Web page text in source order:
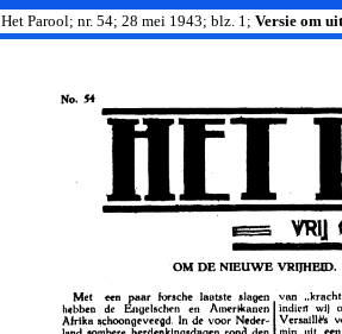
Het Parool; nr. 54; 28 mei 1943; blz. 1; Versie om